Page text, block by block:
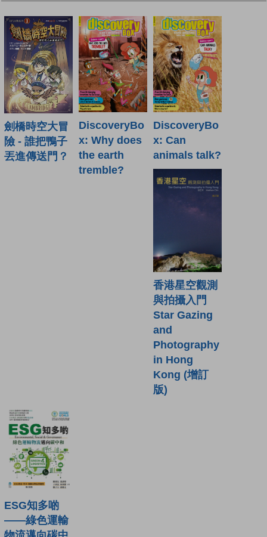
劍橋時空大冒
險 - 誰把鴨子
丟進傳送門？
DiscoveryBo
x: Why does
the earth
tremble?
DiscoveryBo
x: Can
animals talk?
香港星空觀測
與拍攝入門
Star Gazing
and
Photography
in Hong
Kong (增訂
版)
ESG知多啲
——綠色運輸